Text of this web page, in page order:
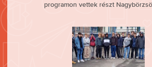
programon vettek részt